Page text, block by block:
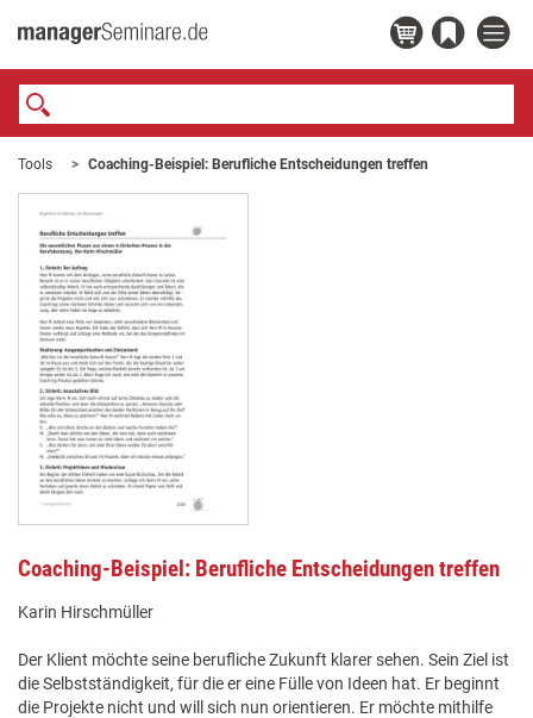
Tools Coaching-Beispiel: Berufliche Entscheidungen treffen
Coaching-Beispiel: Berufliche Entscheidungen treffen
Karin Hirschmüller
Der Klient möchte seine berufliche Zukunft klarer sehen. Sein Ziel ist
die Selbstständigkeit, für die er eine Fülle von Ideen hat. Er beginnt
die Projekte nicht und will sich nun orientieren. Er möchte mithilfe